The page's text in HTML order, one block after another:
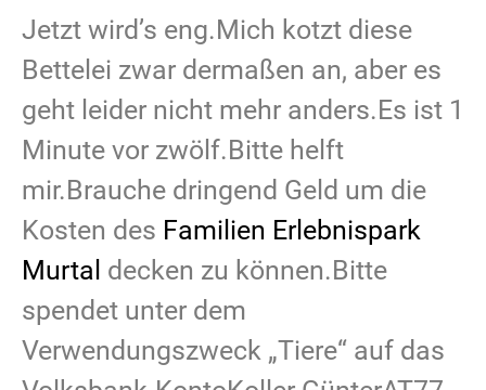
Jetzt wird’s eng.Mich kotzt diese
Bettelei zwar dermaßen an, aber es
geht leider nicht mehr anders.Es ist 1
Minute vor zwölf.Bitte helft
mir.Brauche dringend Geld um die
Kosten des Familien Erlebnispark
Murtal decken zu können.Bitte
spendet unter dem
Verwendungszweck „Tiere“ auf das